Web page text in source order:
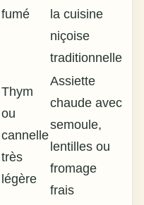
fumé
la cuisine
niçoise
traditionnelle
Thym
ou
cannelle
très
légère
Assiette
chaude avec
semoule,
lentilles ou
fromage
frais